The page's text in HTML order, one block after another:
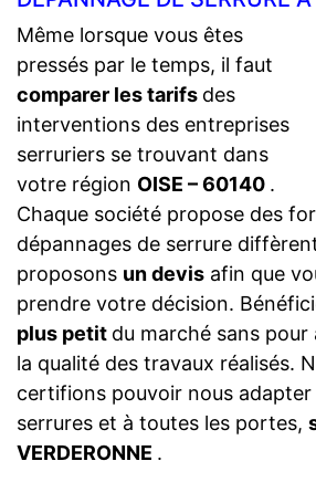
Même lorsque vous êtes
pressés par le temps, il faut
comparer les tarifs des
interventions des entreprises
serruriers se trouvant dans
votre région OISE – 60140 .
Chaque société propose des
dépannages de serrure
proposons un devis afin que
prendre votre décision.
plus petit du marché sans
la qualité des travaux réalisés.
certifions pouvoir nous adapter
serrures et à toutes les portes,
VERDERONNE .